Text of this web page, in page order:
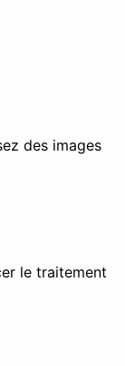
des images
le traitement